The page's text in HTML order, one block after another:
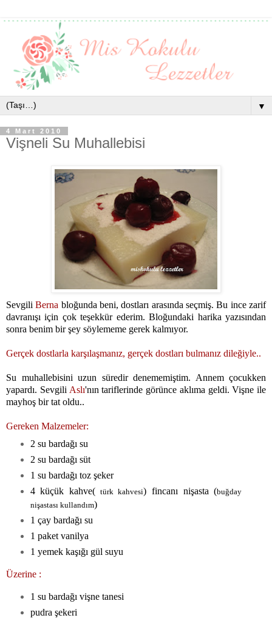
▼
4 Mart 2010
Vişneli Su Muhallebisi
SevgiliBerna bloğunda beni, dostları arasında seçmiş. Bu ince zarif
davranışı için çok teşekkür ederim. Bloğundaki harika yazısından
sonra benim bir şey söylememe gerek kalmıyor.
Gerçek dostlarla karşılaşmanız, gerçek dostları bulmanız dileğiyle..
Su muhallebisini uzun süredir denememiştim. Annem çocukken
yapardı. Sevgili Aslı'nın tariflerinde görünce aklıma geldi. Vişne ile
mayhoş bir tat oldu..
Gereken Malzemeler:
2 su bardağı su
2 su bardağı süt
1 su bardağı toz şeker
4 küçük kahve( türk kahvesi) fincanı nişasta (buğday
nişastası kullandım)
1 çay bardağı su
1 paket vanilya
1 yemek kaşığı gül suyu
Üzerine :
1 su bardağı vişne tanesi
pudra şekeri